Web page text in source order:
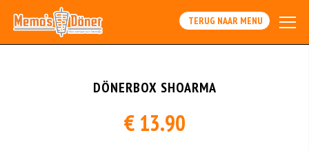
TERUG NAAR MENU
DÖNERBOX SHOARMA
€ 13.90